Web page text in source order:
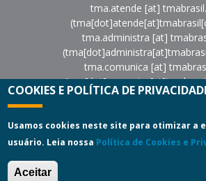
tma.atende [at]
tma.administra [at]
tma.comunica [at]
eventos [at]tmabrasil.org
Política de Privacidade|
Copyright © 2022Turnaround
COOKIES E POLÍTICA DE
Usamos cookies neste site para otimizar a
usuário. Leia nossa Política de Cookies e
Aceitar